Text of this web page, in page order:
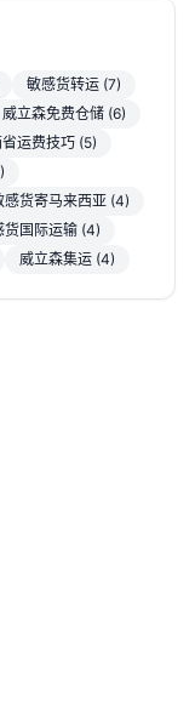
敏感货转运 (7)
威立森免费仓储 (6)
运费技巧 (5)
感货寄马来西亚 (4)
货国际运输 (4)
威立森集运 (4)